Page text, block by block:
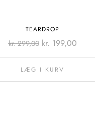
TEARDROP
kr.299,00 kr. 199,00
LÆG I KURV